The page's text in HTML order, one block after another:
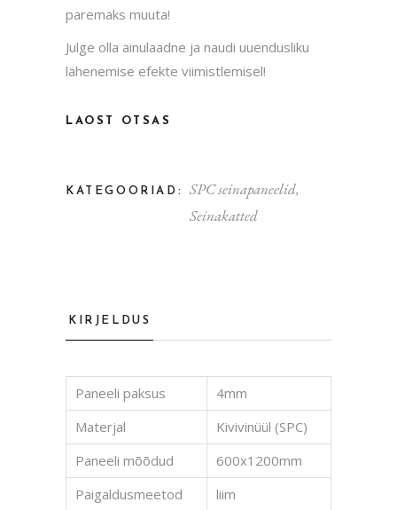
paremaks muuta!
Julge olla ainulaadne ja naudi uuendusliku
lähenemise efekte viimistlemisel!
LAOST OTSAS
KATEGOORIAD: SPC seinapaneelid,
Seinakatted
KIRJELDUS
Paneeli paksus
4mm
Materjal
Kivivinüül (SPC)
Paneeli mõõdud
600x1200mm
Paigaldusmeetod
liim